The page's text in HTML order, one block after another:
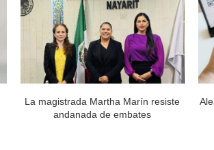
La magistrada Martha Marín resiste
andanada de embates